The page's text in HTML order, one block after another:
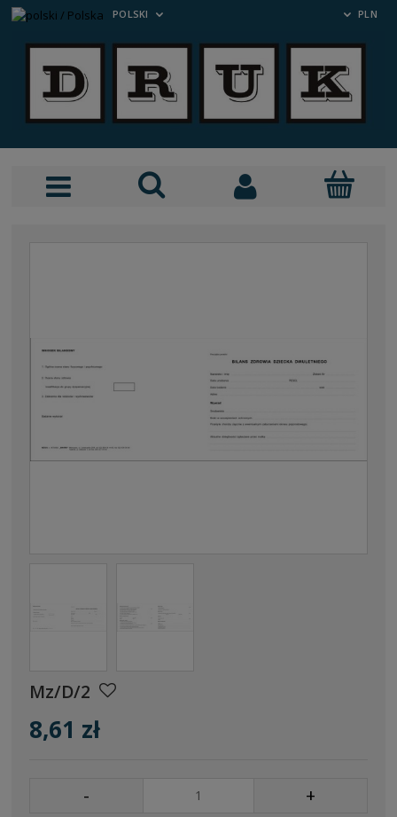
POLSKI PLN
Mz/D/2
8,61 zł
- +